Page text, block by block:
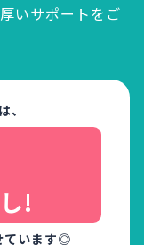
いサポートをご
、
!
ています◎